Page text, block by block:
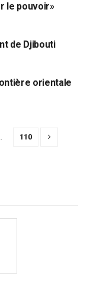
le pouvoir»
de Djibouti
orientale
110